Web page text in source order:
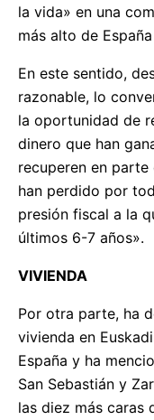
la vida» en una
más alto de
En este sentido,
razonable, lo
la oportunidad de
dinero que han
recuperen en
han perdido por
presión fiscal a la
últimos 6-7 años».
VIVIENDA
Por otra parte, ha
vivienda en
España y ha
San Sebastián y
las diez más caras